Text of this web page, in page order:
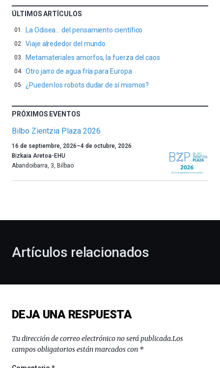
ÚLTIMOS ARTÍCULOS
La Odisea… del pensamiento científico
Viaje alrededor del mundo
Metamateriales amorfos, la fuerza del caos
Otro jarro de agua fría para Europa
¿Pueden los robots dudar de sí mismos?
PRÓXIMOS EVENTOS
Bilbo Zientzia Plaza 2026
Un
año
más,
celebración
novena
Bilbo
(BZP),
un
16 de septiembre, 2026–4 de octubre, 2026
Bizkaia Aretoa-EHU
Abandoibarra, 3, Bilbao
Artículos relacionados
DEJA UNA RESPUESTA
Tu dirección de correo electrónico no será publicada.Los
campos obligatorios están marcados con *